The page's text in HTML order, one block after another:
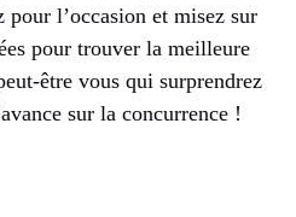
l’occasion et misez sur
pour trouver la meilleure
être vous qui surprendrez
sur la concurrence !